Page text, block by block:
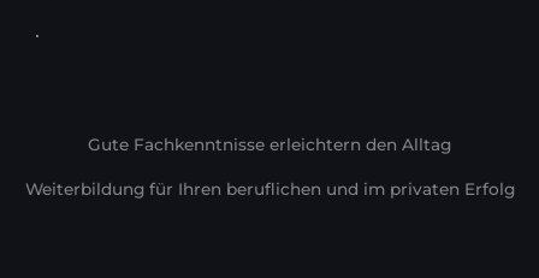
Gute Fachkenntnisse erleichtern den Alltag
Weiterbildung für Ihren beruflichen und im privaten Erfolg